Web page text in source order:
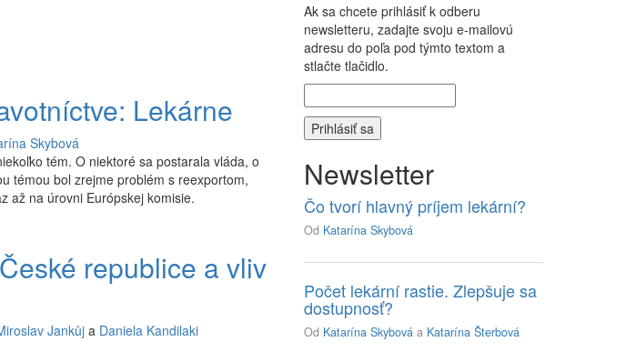
Lekárne
Skybová
tém. O niektoré sa postarala vláda, o
témou bol zrejme problém s reexportom,
až na úrovni Európskej komisie.
republice a vliv
Jankůja Daniela Kandilaki
Ak sa chcete prihlásiť k odberu
newsletteru, zadajte svoju e-mailovú
adresu do poľa pod týmto textom a
stlačte tlačidlo.
Newsletter
Čo tvorí hlavný príjem lekární?
Od Katarína Skybová
Počet lekární rastie. Zlepšuje sa
dostupnosť?
Od Katarína Skybová a Katarína Šterbová